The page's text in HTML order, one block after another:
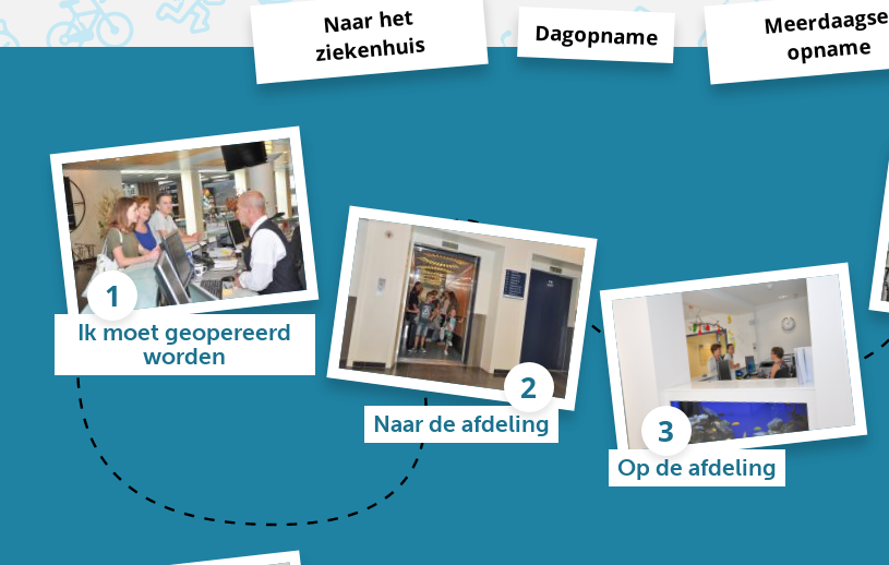
Naar het
ziekenhuis Dagopname Meerdaagse
opname
Ik moet geopereerd
worden
Naar de afdeling
Op de afdeling